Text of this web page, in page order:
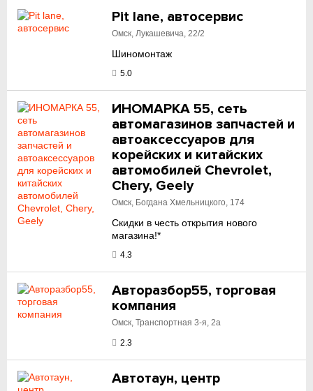
Pit lane, автосервис
Омск, Лукашевича, 22/2
Шиномонтаж
5.0
ИНОМАРКА 55, сеть
автомагазинов запчастей и
автоаксессуаров для
корейских и китайских
автомобилей Chevrolet,
Chery, Geely
Омск, Богдана Хмельницкого, 174
Скидки в честь открытия нового
магазина!*
4.3
Авторазбор55, торговая
компания
Омск, Транспортная 3-я, 2а
2.3
Автотаун, центр